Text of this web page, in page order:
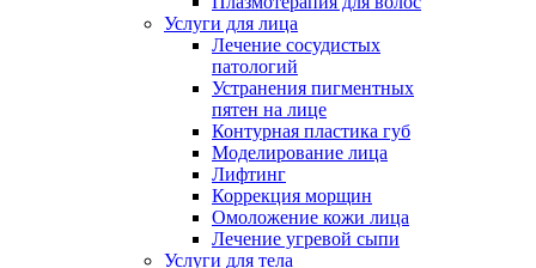
Услуги для лица
Лечение сосудистых
патологий
Устранения пигментных
пятен на лице
Контурная пластика губ
Моделирование лица
Лифтинг
Коррекция морщин
Омоложение кожи лица
Лечение угревой сыпи
Услуги для тела